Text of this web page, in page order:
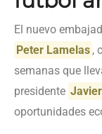
El nuevo
Peter Lamelas ,
semanas que
presidente
oportunidades